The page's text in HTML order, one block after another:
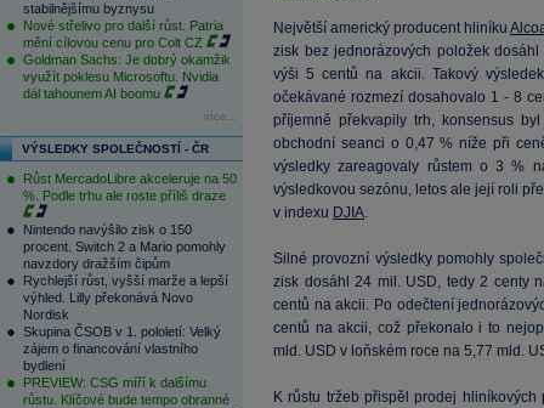
stabilnějšímu byznysu
Nové střelivo pro další růst. Patria
mění cílovou cenu pro Colt CZ
Goldman Sachs: Je dobrý okamžik
využít poklesu Microsoftu. Nvidia
dál tahounem AI boomu
více...
VÝSLEDKY SPOLEČNOSTÍ - ČR
Růst MercadoLibre akceleruje na 50
%. Podle trhu ale roste příliš draze
Nintendo navýšilo zisk o 150
procent. Switch 2 a Mario pomohly
navzdory dražším čipům
Rychlejší růst, vyšší marže a lepší
výhled. Lilly překonává Novo
Nordisk
Skupina ČSOB v 1. pololetí: Velký
zájem o financování vlastního
bydlení
PREVIEW: CSG míří k dalšímu
růstu. Klíčové bude tempo obranné
Největší americký producent hliníku
zisk bez jednorázových položek
výši 5 centů na akcii. Takový
očekávané rozmezí dosahovalo 1 - 8
příjemně překvapily trh, konsensus
obchodní seanci o 0,47 % níže při
výsledky zareagovaly růstem o 3 %
výsledkovou sezónu, letos ale její roli
v indexu DJIA.
Silné provozní výsledky pomohly
zisk dosáhl 24 mil. USD, tedy 2 centy
centů na akcii. Po odečtení
centů na akcii, což překonalo i to
mld. USD v loňském roce na 5,77 mld.
K růstu tržeb přispěl prodej